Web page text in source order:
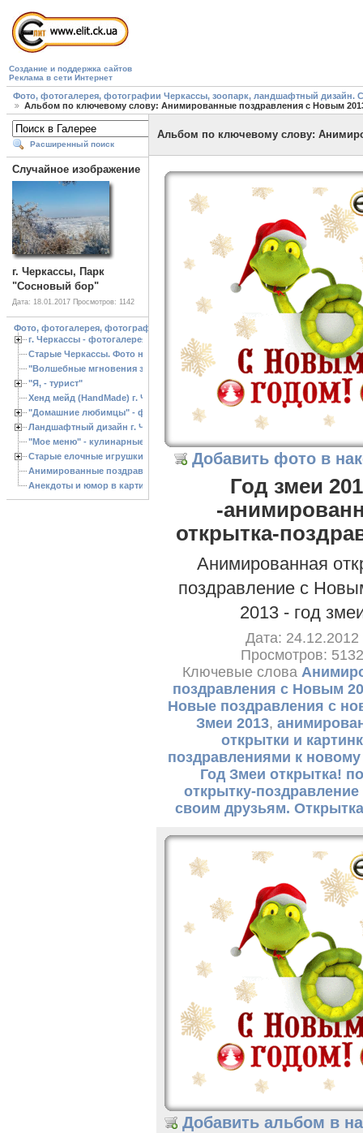
Создание и поддержка сайтов
Реклама в сети Интернет
Фото, фотогалерея, фотографии Черкассы, зоопарк, ландшафтный дизайн.
Альбом по ключевому слову: Анимированные поздравления с Новым
Расширенный поиск
Случайное изображение
г. Черкассы, Парк
"Сосновый бор"
Дата: 18.01.2017 Просмотров: 1142
Фото, фотогалерея, фотографии Черкассы, зоопарк, ландшафтный дизайн.
г. Черкассы - фотогалерея
Старые Черкассы. Фото начало ХХ ст.
"Волшебные мгновения зимы"
"Я, - турист"
Хенд мейд (HandMade) г. Черкассы, - изделия ручной работы
"Домашние любимцы" - фото
Ландшафтный дизайн г. Черкассы
"Мое меню" - кулинарные рецепты
Старые елочные игрушки
Анимированные поздравления с Новым 2013 годом
Анекдоты и юмор в картинках
Альбом по ключевому слову:
Добавить фото в
Год змеи
-
открытка-
Анимированная
поздравление с
2013 - год
Дата: 24.12.2012
Просмотров: 5132
Ключевые слова
поздравления с Новым
Новые поздравления с
Змеи 2013,
открытки и
поздравлениями к новому
Год Змеи открытка!
открытку-поздравление
своим друзьям.
Добавить альбом в